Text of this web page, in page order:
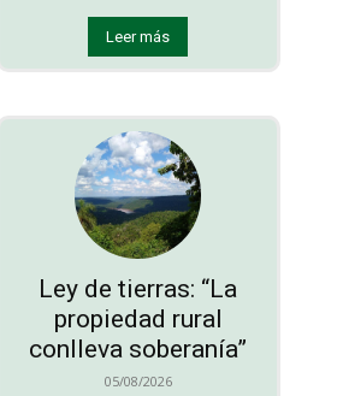
Leer más
Ley de tierras: “La
propiedad rural
conlleva soberanía”
05/08/2026